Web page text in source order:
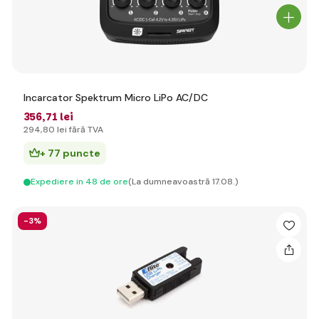
Incarcator Spektrum Micro LiPo AC/DC
356,71 lei
294,80 lei fără TVA
+ 77 puncte
Expediere in 48 de ore(La dumneavoastră 17.08.)
-3%